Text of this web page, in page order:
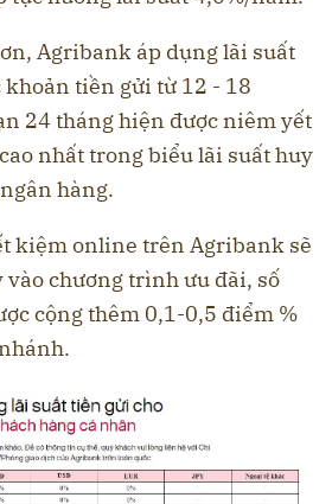
Agribank áp dụng lãi suất
khoản tiền gửi từ 12 - 18
24 tháng hiện được niêm yết
nhất trong biểu lãi suất huy
hàng.
kiệm online trên Agribank sẽ
vào chương trình ưu đãi, số
cộng thêm 0,1-0,5 điểm %